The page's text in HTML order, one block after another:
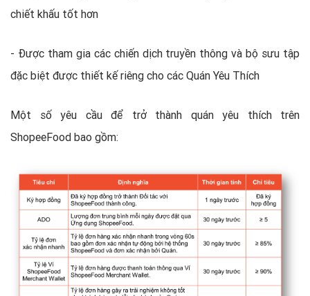
chiết khấu tốt hơn
- Được tham gia các chiến dịch truyền thông và bộ sưu tập
đặc biệt được thiết kế riêng cho các Quán Yêu Thích
Một số yêu cầu để trở thành quán yêu thích trên
ShopeeFood bao gồm: